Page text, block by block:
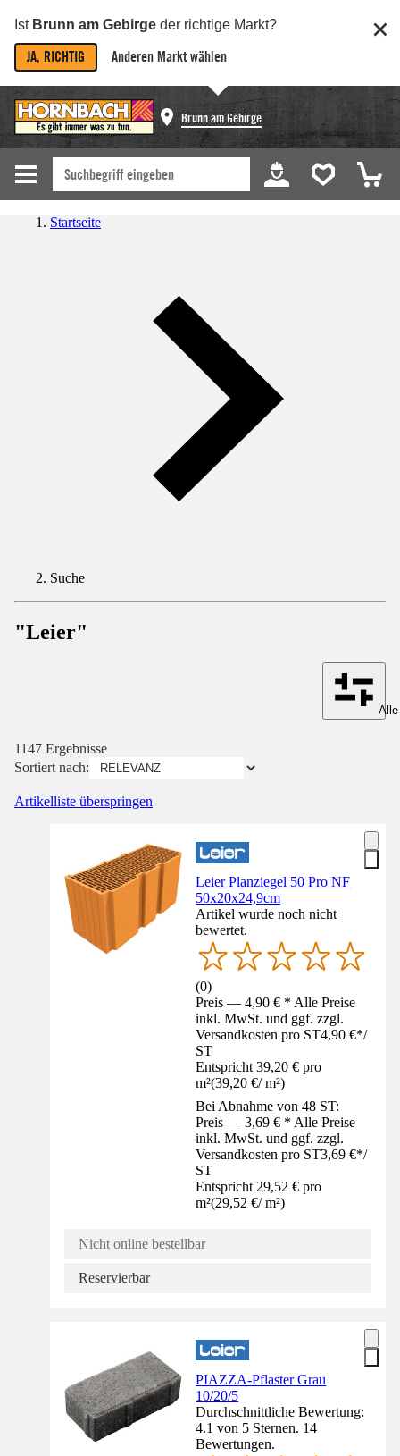
Ist Brunn am Gebirge der richtige Markt?
JA, RICHTIG Anderen Markt wählen
Brunn am Gebirge
Startseite
Suche
"Leier"
1147 Ergebnisse
Sortiert nach:
Artikelliste überspringen
Leier Planziegel 50 Pro NF
50x20x24,9cm
Artikel wurde noch nicht
bewertet.
(0)
Preis — 4,90 € * Alle Preise
inkl. MwSt. und ggf. zzgl.
Versandkosten pro ST4,90 €*/
ST
Entspricht 39,20 € pro
m²(39,20 €/ m²)
Bei Abnahme von 48 ST:
Preis — 3,69 € * Alle Preise
inkl. MwSt. und ggf. zzgl.
Versandkosten pro ST3,69 €*/
ST
Entspricht 29,52 € pro
m²(29,52 €/ m²)
Nicht online bestellbar
Reservierbar
PIAZZA-Pflaster Grau
10/20/5
Durchschnittliche Bewertung:
4.1 von 5 Sternen. 14
Bewertungen.